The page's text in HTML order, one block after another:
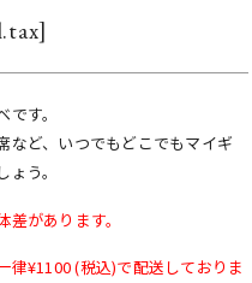
す。
など、いつでもどこでもマイギ
う。
があります。
律¥1100 (税込)で配送しておりま